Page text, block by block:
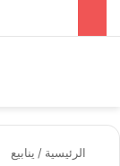
الرئيسية / ينابيع